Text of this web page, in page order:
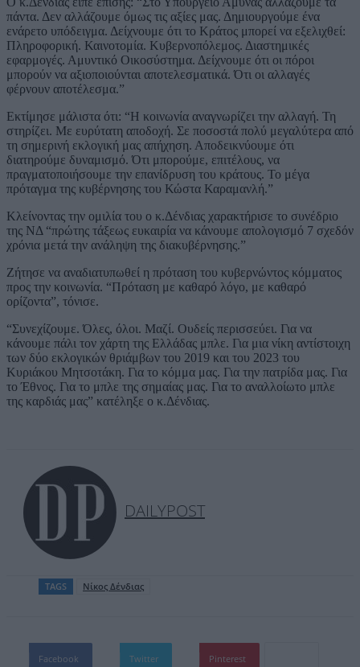
πάντα. Δεν αλλάζουμε όμως τις αξίες μας. Δημιουργούμε ένα
ενάρετο υπόδειγμα. Δείχνουμε ότι το Κράτος μπορεί να εξελιχθεί:
Πληροφορική. Καινοτομία. Κυβερνοπόλεμος. Διαστημικές
εφαρμογές. Αμυντικό Οικοσύστημα. Δείχνουμε ότι οι πόροι
μπορούν να αξιοποιούνται αποτελεσματικά. Ότι οι αλλαγές
φέρνουν αποτέλεσμα.”
Εκτίμησε μάλιστα ότι: “Η κοινωνία αναγνωρίζει την αλλαγή. Τη
στηρίζει. Με ευρύτατη αποδοχή. Σε ποσοστά πολύ μεγαλύτερα από
τη σημερινή εκλογική μας απήχηση. Αποδεικνύουμε ότι
διατηρούμε δυναμισμό. Ότι μπορούμε, επιτέλους, να
πραγματοποιήσουμε την επανίδρυση του κράτους. Το μέγα
πρόταγμα της κυβέρνησης του Κώστα Καραμανλή.”
Κλείνοντας την ομιλία του ο κ.Δένδιας χαρακτήρισε το συνέδριο
της ΝΔ “πρώτης τάξεως ευκαιρία να κάνουμε απολογισμό 7 σχεδόν
χρόνια μετά την ανάληψη της διακυβέρνησης.”
Ζήτησε να αναδιατυπωθεί η πρόταση του κυβερνώντος κόμματος
προς την κοινωνία. “Πρόταση με καθαρό λόγο, με καθαρό
ορίζοντα”, τόνισε.
“Συνεχίζουμε. Όλες, όλοι. Μαζί. Ουδείς περισσεύει. Για να
κάνουμε πάλι τον χάρτη της Ελλάδας μπλε. Για μια νίκη αντίστοιχη
των δύο εκλογικών θριάμβων του 2019 και του 2023 του
Κυριάκου Μητσοτάκη. Για το κόμμα μας. Για την πατρίδα μας. Για
το Έθνος. Για το μπλε της σημαίας μας. Για το αναλλοίωτο μπλε
της καρδιάς μας” κατέληξε ο κ.Δένδιας.
DAILYPOST
TAGS Νίκος Δένδιας
Facebook Twitter Pinterest